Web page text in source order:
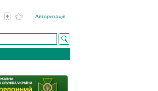
Авторизація